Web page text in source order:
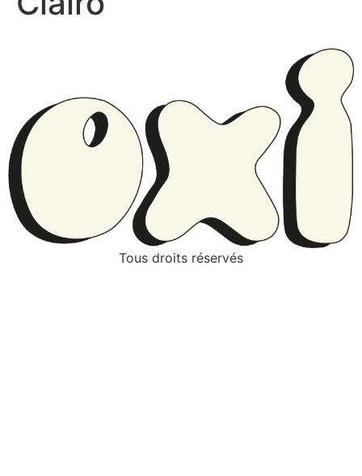
Tous droits réservés